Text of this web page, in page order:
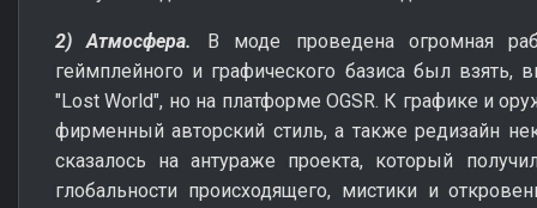
2) Атмосфера.
В моде проведена огромная
геймплейного и графического базиса был взять,
"Lost World", но на платформе OGSR. К графике и
фирменный авторский стиль, а также редизайн
сказалось на антураже проекта, который
глобальности происходящего, мистики и